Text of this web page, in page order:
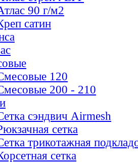
90 г/м2
сатин
120
200 - 210
сэндвич Airmesh
сетка
трикотажная
сетка